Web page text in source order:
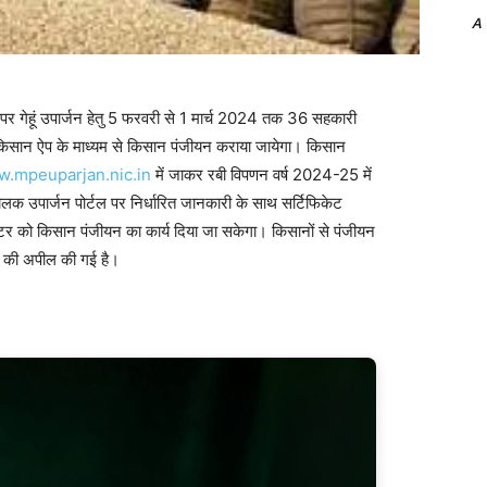
उपार्जन हेतु 5 फरवरी से 1 मार्च 2024 तक 36 सहकारी
ऐप के माध्यम से किसान पंजीयन कराया जायेगा। किसान
में जाकर रबी विपणन वर्ष 2024-25 में
पोर्टल पर निर्धारित जानकारी के साथ सर्टिफिकेट
को किसान पंजीयन का कार्य दिया जा सकेगा। किसानों से पंजीयन
की अपील की गई है।
A